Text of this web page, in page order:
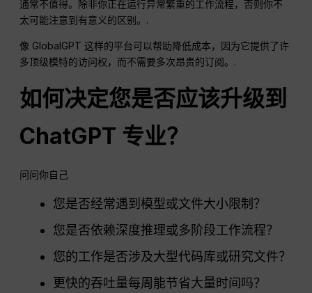
通常不值得。除非你正在运行异常繁重的工作流程，否则你不
太可能注意到有意义的区别。.
像 GlobalGPT 这样的平台可以帮助降低成本，因为它提供了许
多顶级模特的访问权，而不需要多次昂贵的订阅。.
如何决定您是否应该升级到
ChatGPT 专业？
问问你自己
您是否经常遇到模型或文件大小限制？
您是否依赖深度推理或多阶段工作流程？
您的工作是否涉及大型代码库或研究文件？
更快的吞吐量每周能节省大量时间吗？